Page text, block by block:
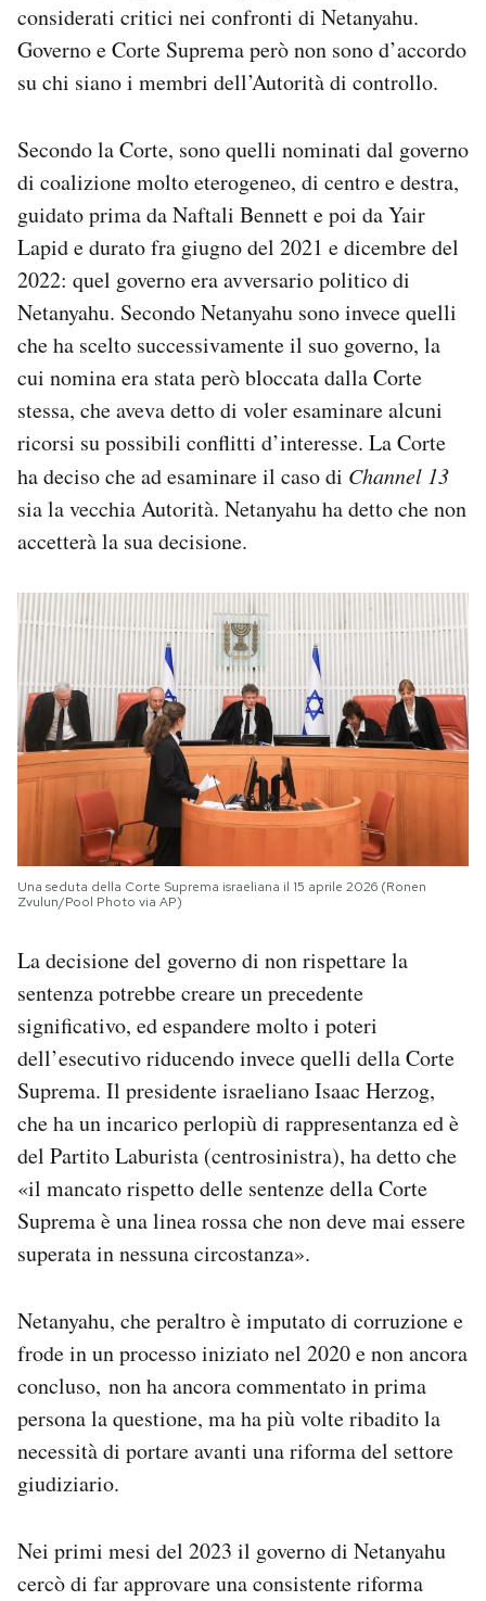
considerati critici nei confronti di Netanyahu.
Governo e Corte Suprema però non sono d’accordo
su chi siano i membri dell’Autorità di controllo.
Secondo la Corte, sono quelli nominati dal governo
di coalizione molto eterogeneo, di centro e destra,
guidato prima da Naftali Bennett e poi da Yair
Lapid e durato fra giugno del 2021 e dicembre del
2022: quel governo era avversario politico di
Netanyahu. Secondo Netanyahu sono invece quelli
che ha scelto successivamente il suo governo, la
cui nomina era stata però bloccata dalla Corte
stessa, che aveva detto di voler esaminare alcuni
ricorsi su possibili conflitti d’interesse. La Corte
ha deciso che ad esaminare il caso di Channel 13
sia la vecchia Autorità. Netanyahu ha detto che non
accetterà la sua decisione.
Una seduta della Corte Suprema israeliana il 15 aprile 2026 (Ronen
Zvulun/Pool Photo via AP)
La decisione del governo di non rispettare la
sentenza potrebbe creare un precedente
significativo, ed espandere molto i poteri
dell’esecutivo riducendo invece quelli della Corte
Suprema. Il presidente israeliano Isaac Herzog,
che ha un incarico perlopiù di rappresentanza ed è
del Partito Laburista (centrosinistra), ha detto che
«il mancato rispetto delle sentenze della Corte
Suprema è una linea rossa che non deve mai essere
superata in nessuna circostanza».
Netanyahu, che peraltro è imputato di corruzione e
frode in un processo iniziato nel 2020 e non ancora
concluso, non ha ancora commentato in prima
persona la questione, ma ha più volte ribadito la
necessità di portare avanti una riforma del settore
giudiziario.
Nei primi mesi del 2023 il governo di Netanyahu
cercò di far approvare una consistente riforma